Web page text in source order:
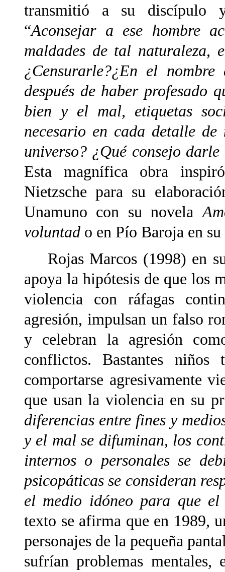
transmitió a su discípulo
“Aconsejar a ese hombre
maldades de tal naturaleza,
¿Censurarle?¿En el
después de haber profesado
bien y el mal, etiquetas
necesario en cada detalle
universo? ¿Qué consejo
Esta magnífica obra
Nietzsche para su
Unamuno con su novela
voluntad o en Pío Baroja en
Rojas Marcos (1998) en
apoya la hipótesis de que los
violencia con ráfagas
agresión, impulsan un falso
y celebran la agresión
conflictos. Bastantes niños
comportarse agresivamente
que usan la violencia en su
diferencias entre fines y
y el mal se difuminan, los
internos o personales se
psicopáticas se consideran
el medio idóneo para que
texto se afirma que en 1989,
personajes de la pequeña
sufrían problemas mentales,